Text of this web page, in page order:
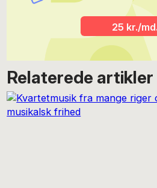
25 kr./md.
Relaterede artikler